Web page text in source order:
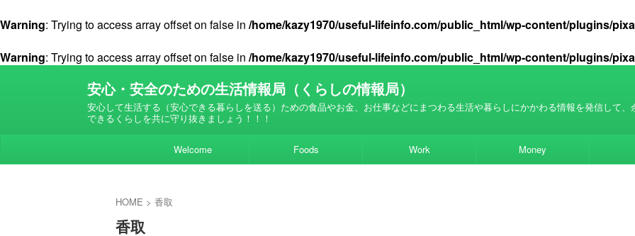
Warning: Trying to access array offset on false in /home/kazy1970/useful-lifeinfo.com/public_html/wp-content/plugins/
Warning: Trying to access array offset on false in /home/kazy1970/useful-lifeinfo.com/public_html/wp-content/plugins/
安心・安全のための生活情報局（くらしの情報局）
安心して生活する（安心できる暮らしを送る）ための食品やお金、お仕事などにまつわる生活や暮らしにかかわる情報を発信して
できるくらしを共に守り抜きましょう！！！
Welcome Foods Work Money
HOME > 香取
香取